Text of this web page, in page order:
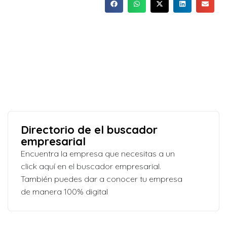
Directorio de el buscador
empresarial
Encuentra la empresa que necesitas a un
click aquí en el buscador empresarial.
También puedes dar a conocer tu empresa
de manera 100% digital